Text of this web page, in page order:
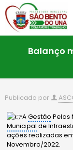
Balanço
Publicado por
AGestão Pelas
Municipal de
ações realizadas
Novembro/2022.